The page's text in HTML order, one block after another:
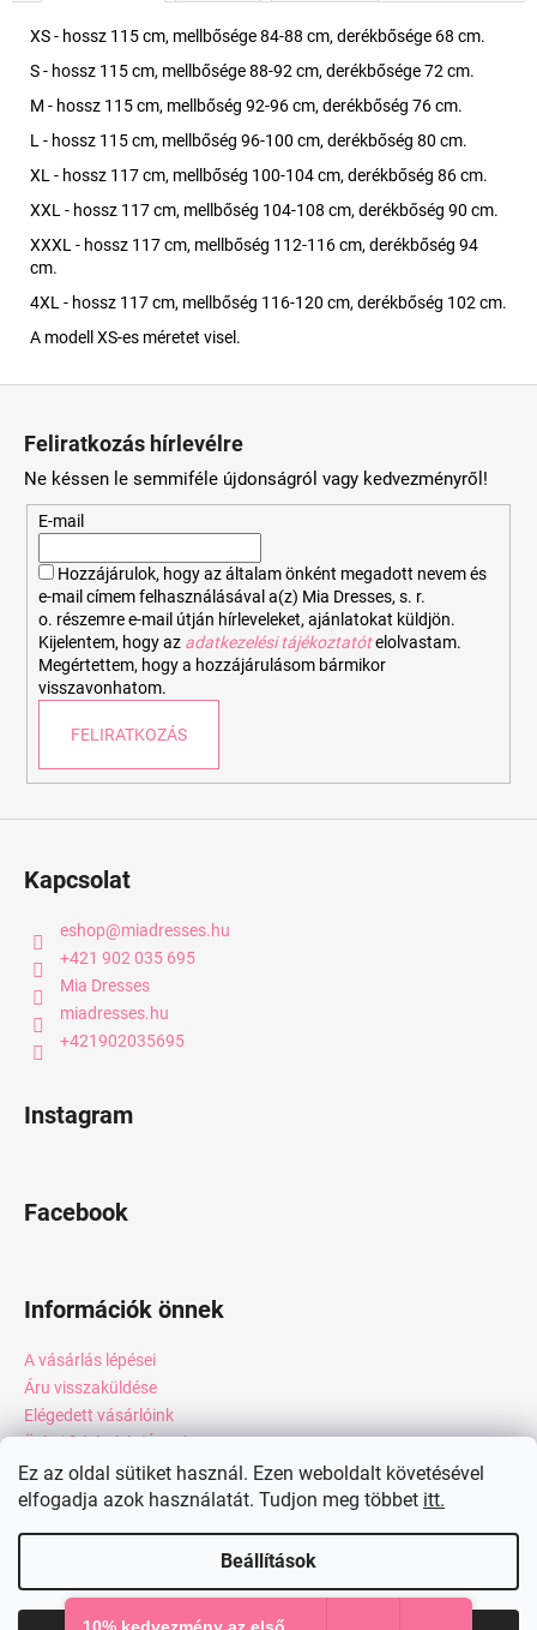
Ez az oldal sütiket használ. Ezen weboldalt követésével
elfogadja azok használatát. Tudjon meg többet itt.
Beállítások
XS - hossz 115 cm, mellbősége 84-88 cm, derékbősége 68 cm.
S - hossz 115 cm, mellbősége 88-92 cm, derékbősége 72 cm.
M - hossz 115 cm, mellbőség 92-96 cm, derékbőség 76 cm.
L - hossz 115 cm, mellbőség 96-100 cm, derékbőség 80 cm.
XL - hossz 117 cm, mellbőség 100-104 cm, derékbőség 86 cm.
XXL - hossz 117 cm, mellbőség 104-108 cm, derékbőség 90 cm.
XXXL - hossz 117 cm, mellbőség 112-116 cm, derékbőség 94
cm.
4XL - hossz 117 cm, mellbőség 116-120 cm, derékbőség 102 cm.
A modell XS-es méretet visel.
Feliratkozás hírlevélre
Ne késsen le semmiféle újdonságról vagy kedvezményről!
E-mail
Hozzájárulok, hogy az általam önként megadott nevem és
e-mail címem felhasználásával a(z) Mia Dresses, s. r.
o. részemre e-mail útján hírleveleket, ajánlatokat küldjön.
Kijelentem, hogy az adatkezelési tájékoztatót elolvastam.
Megértettem, hogy a hozzájárulásom bármikor
visszavonhatom.
FELIRATKOZÁS
Kapcsolat
eshop@miadresses.hu
+421 902 035 695
Mia Dresses
miadresses.hu
+421902035695
Instagram
Facebook
Információk önnek
A vásárlás lépései
Áru visszaküldése
Elégedett vásárlóink
Üzleti feltételek (ÁSZF)
Adatkezelési tájékoztató
Webáruház értékelése
Shoptet készítette